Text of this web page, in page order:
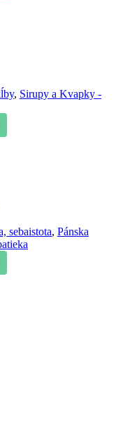
, Sirupy a Kvapky -
sebaistota, Pánska